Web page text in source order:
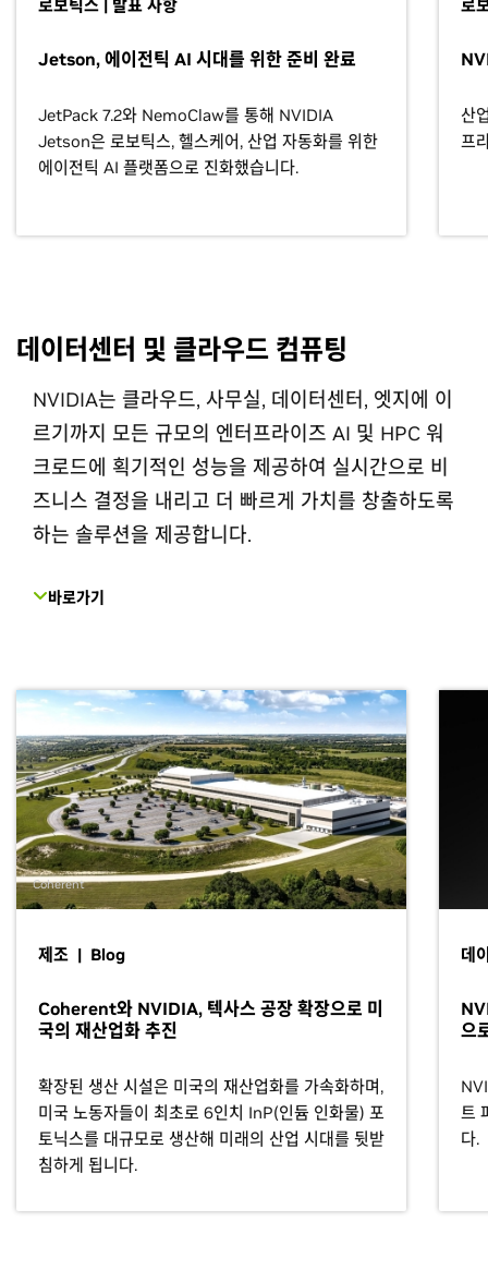
로보틱스 | 발표 사항
Jetson, 에이전틱 AI 시대를 위한 준비 완료
JetPack 7.2와 NemoClaw를 통해 NVIDIA
Jetson은 로보틱스, 헬스케어, 산업 자동화를 위한
에이전틱 AI 플랫폼으로 진화했습니다.
로
산
프
데이터센터 및 클라우드 컴퓨팅
NVIDIA는 클라우드, 사무실, 데이터센터, 엣지에 이
르기까지 모든 규모의 엔터프라이즈 AI 및 HPC 워
크로드에 획기적인 성능을 제공하여 실시간으로 비
즈니스 결정을 내리고 더 빠르게 가치를 창출하도록
하는 솔루션을 제공합니다.
바로가기
Coherent
제조 | Blog
Coherent와 NVIDIA, 텍사스 공장 확장으로 미
국의 재산업화 추진
확장된 생산 시설은 미국의 재산업화를 가속화하며,
미국 노동자들이 최초로 6인치 InP(인듐 인화물) 포
토닉스를 대규모로 생산해 미래의 산업 시대를 뒷받
침하게 됩니다.
데
으
트
다.